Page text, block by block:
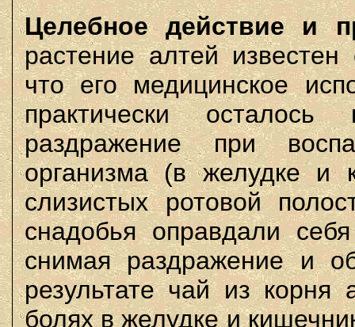
Целебное действие и
растение алтей
что его медицинское
практически
раздражение при
организма (в желудке и
слизистых ротовой
снадобья оправдали
снимая раздражение и
результате чай из
болях в желудке и